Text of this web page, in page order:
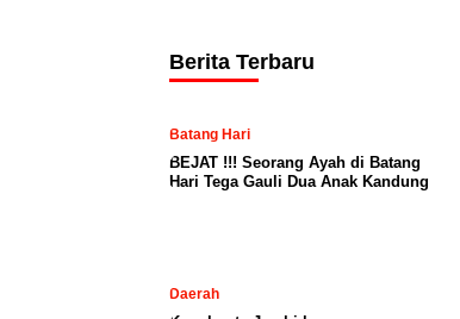
Berita Terbaru
Batang Hari
BEJAT !!! Seorang Ayah di Batang
Hari Tega Gauli Dua Anak Kandung
Daerah